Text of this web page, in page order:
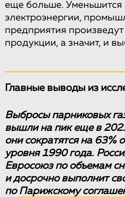
еще больше. Уменьшится
электроэнергии,
предприятия
продукции, а значит, и
Главные выводы из
Выбросы парниковых
вышли на пик еще в
они сократятся на 63%
уровня 1990 года.
Евросоюз по объемам
и досрочно выполнит
по Парижскому